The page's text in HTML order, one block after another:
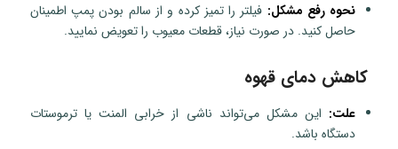
نحوه رفع مشکل: فیلتر را تمیز کرده و از سالم بودن پمپ اطمینان
حاصل کنید. در صورت نیاز، قطعات معیوب را تعویض نمایید.
کاهش دمای قهوه
علت: این مشکل می‌تواند ناشی از خرابی المنت یا ترموستات
دستگاه باشد.